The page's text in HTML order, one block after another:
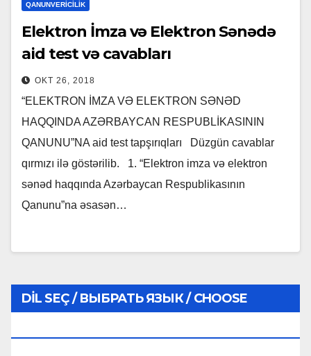
QANUNVERICILIK
Elektron İmza və Elektron Sənədə
aid test və cavabları
OKT 26, 2018
“ELEKTRON İMZA VƏ ELEKTRON SƏNƏD
HAQQINDA AZƏRBAYCAN RESPUBLİKASININ
QANUNU”NA aid test tapşırıqları Düzgün cavablar
qırmızı ilə göstərilib. 1. “Elektron imza və elektron
sənəd haqqında Azərbaycan Respublikasının
Qanunu”na əsasən…
DIL SEÇ / ВЫБРАТЬ ЯЗЫК / CHOOSE